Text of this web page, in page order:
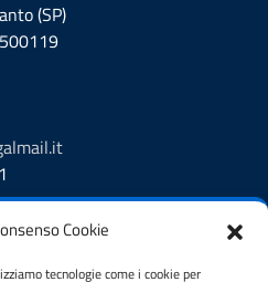
Cookie
tecnologie come i cookie per
(SP)